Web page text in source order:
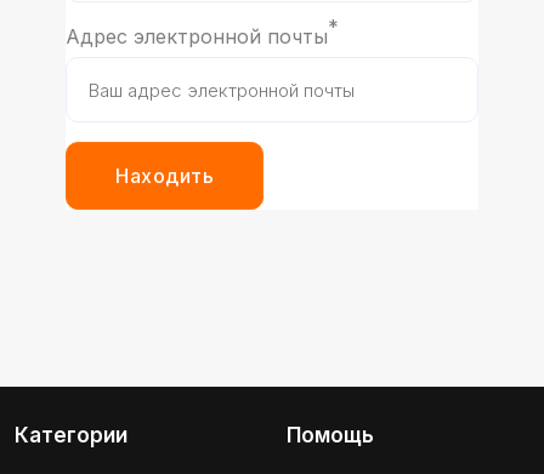
Адрес электронной почты*
Находить
Категории Помощь